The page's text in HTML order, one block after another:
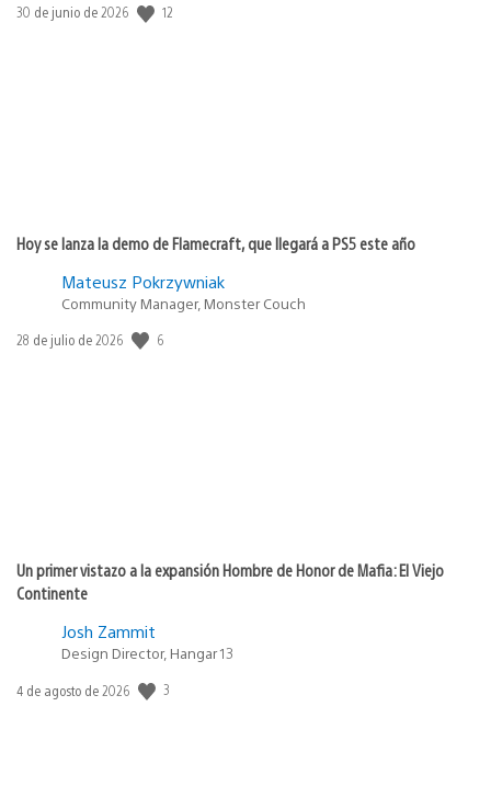
Fecha
30 de junio de 2026 12
Hoy se lanza la demo de Flamecraft, que llegará a PS5 este año
Mateusz Pokrzywniak
Community Manager, Monster Couch
Fecha
28 de julio de 2026 6
Un primer vistazo a la expansión Hombre de Honor de Mafia: El Viejo
Continente
Josh Zammit
Design Director, Hangar 13
Fecha
4 de agosto de 2026 3